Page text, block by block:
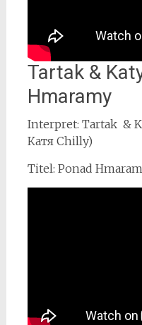
Tartak &
Hmaramy
Interpret: Tartak &
Катя Chilly)
Titel: Ponad